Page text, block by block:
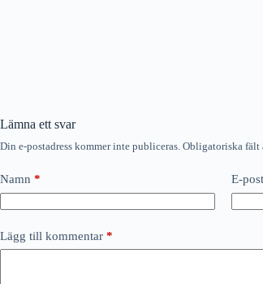
Lämna ett svar
Din e-postadress kommer inte publiceras. Obligatoriska fält
Namn * E-post
Lägg till kommentar *